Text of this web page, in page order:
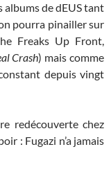
de dEUS tant
pourra pinailler sur
Freaks Up Front,
Crash) mais comme
depuis vingt
redécouverte chez
: Fugazi n’a jamais